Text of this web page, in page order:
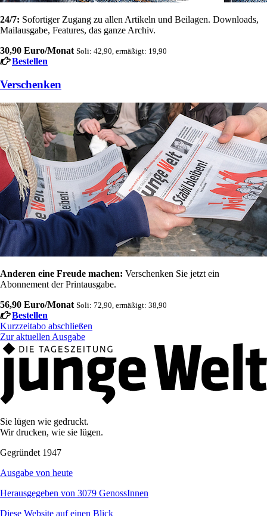
24/7: Sofortiger Zugang zu allen Artikeln und Beilagen. Downloads,
Mailausgabe, Features, das ganze Archiv.
30,90 Euro/Monat Soli: 42,90, ermäßigt: 19,90
Bestellen
Verschenken
Anderen eine Freude machen: Verschenken Sie jetzt ein
Abonnement der Printausgabe.
56,90 Euro/Monat Soli: 72,90, ermäßigt: 38,90
Bestellen
Kurzzeitabo abschließen
Zur aktuellen Ausgabe
Sie lügen wie gedruckt.
Wir drucken, wie sie lügen.
Gegründet 1947
Ausgabe von heute
Herausgegeben von 3079 GenossInnen
Diese Website auf einen Blick